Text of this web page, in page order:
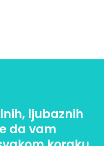
ljubaznih
da vam